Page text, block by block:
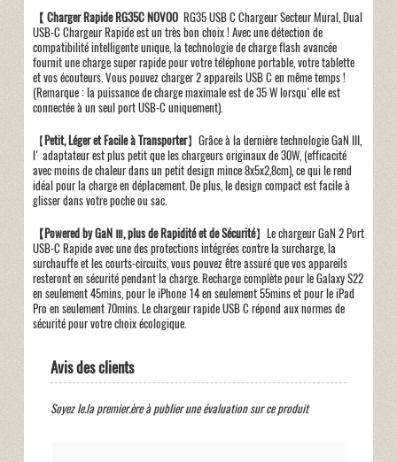
【 Charger Rapide RG35C NOVOO RG35 USB C Chargeur Secteur Mural, Dual
USB-C Chargeur Rapide est un très bon choix ! Avec une détection de
compatibilité intelligente unique, la technologie de charge flash avancée
fournit une charge super rapide pour votre téléphone portable, votre tablette
et vos écouteurs. Vous pouvez charger 2 appareils USB C en même temps !
(Remarque : la puissance de charge maximale est de 35 W lorsqu'elle est
connectée à un seul port USB-C uniquement).
【Petit, Léger et Facile à Transporter】Grâce à la dernière technologie GaN III,
l' adaptateur est plus petit que les chargeurs originaux de 30W, (efficacité
avec moins de chaleur dans un petit design mince 8x5x2,8cm), ce qui le rend
idéal pour la charge en déplacement. De plus, le design compact est facile à
glisser dans votre poche ou sac.
【Powered by GaN Ⅲ, plus de Rapidité et de Sécurité】Le chargeur GaN 2 Port
USB-C Rapide avec une des protections intégrées contre la surcharge, la
surchauffe et les courts-circuits, vous pouvez être assuré que vos appareils
resteront en sécurité pendant la charge. Recharge complète pour le Galaxy S22
en seulement 45mins, pour le iPhone 14 en seulement 55mins et pour le iPad
Pro en seulement 70mins. Le chargeur rapide USB C répond aux normes de
sécurité pour votre choix écologique.
Avis des clients
Soyez le.la premier.ère à publier une évaluation sur ce produit